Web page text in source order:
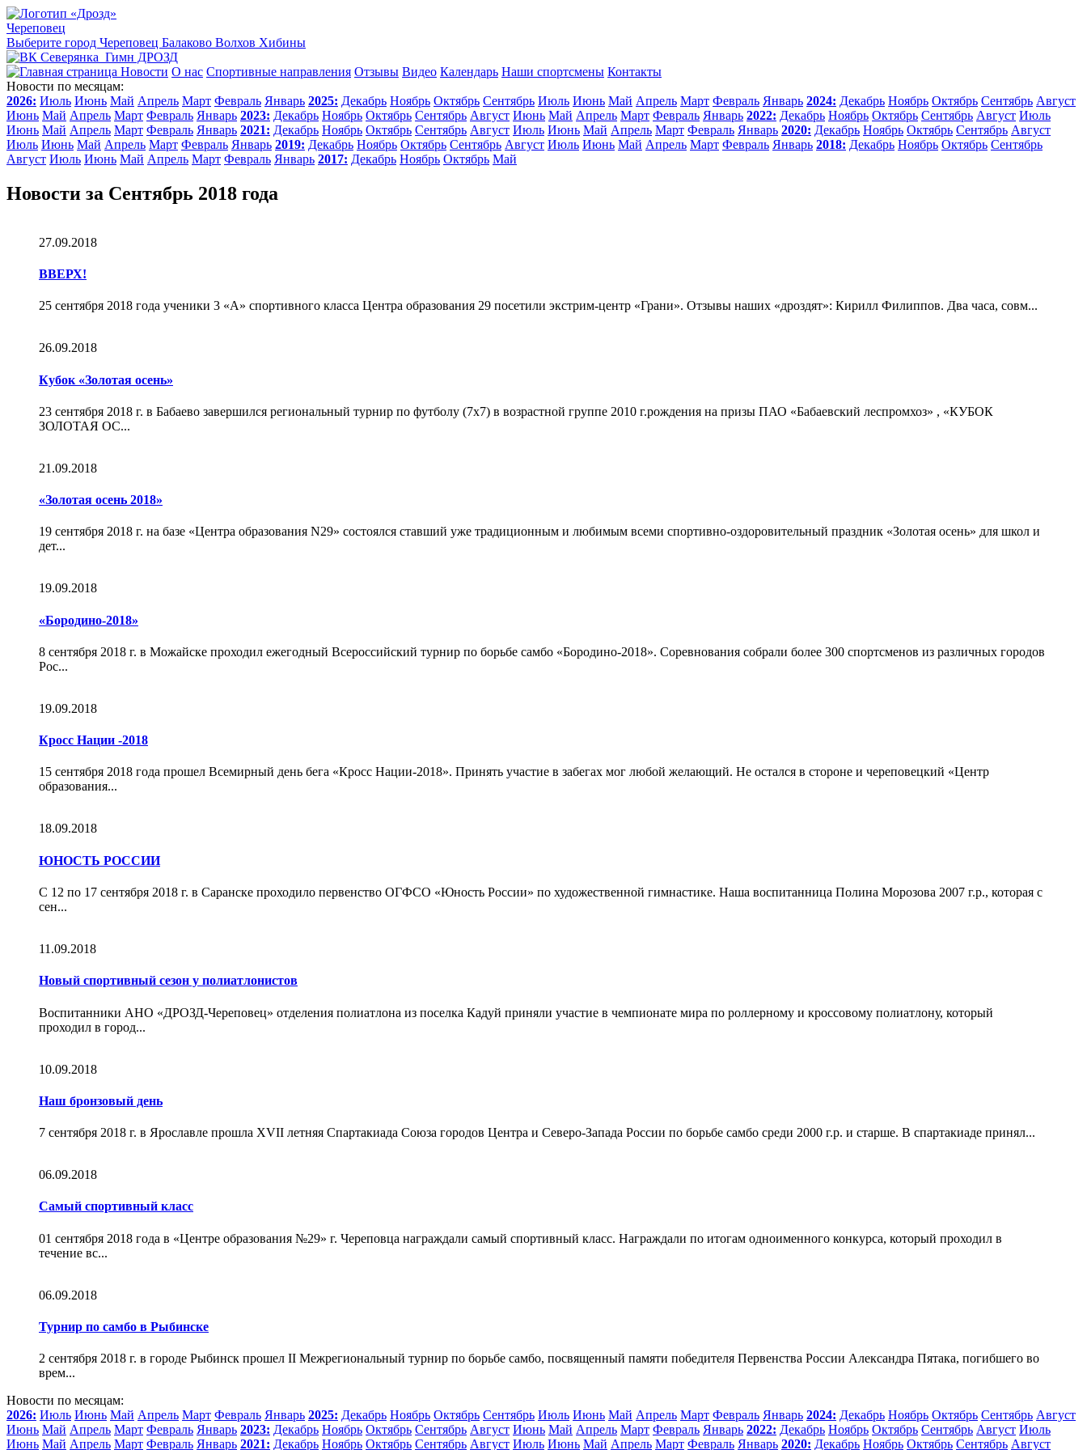
Череповец
Выберите город Череповец Балаково Волхов Хибины
Гимн ДРОЗД
Новости О нас Спортивные направления Отзывы Видео Календарь Наши спортсмены Контакты
Новости по месяцам:
2026: Июль Июнь Май Апрель Март Февраль Январь 2025: Декабрь Ноябрь Октябрь Сентябрь Июль Июнь Май Апрель Март Февраль Январь 2024: Декабрь Ноябрь Октябрь Сентябрь Август
Июнь Май Апрель Март Февраль Январь 2023: Декабрь Ноябрь Октябрь Сентябрь Август Июнь Май Апрель Март Февраль Январь 2022: Декабрь Ноябрь Октябрь Сентябрь Август Июль
Июнь Май Апрель Март Февраль Январь 2021: Декабрь Ноябрь Октябрь Сентябрь Август Июль Июнь Май Апрель Март Февраль Январь 2020: Декабрь Ноябрь Октябрь Сентябрь Август
Июль Июнь Май Апрель Март Февраль Январь 2019: Декабрь Ноябрь Октябрь Сентябрь Август Июль Июнь Май Апрель Март Февраль Январь 2018: Декабрь Ноябрь Октябрь Сентябрь
Август Июль Июнь Май Апрель Март Февраль Январь 2017: Декабрь Ноябрь Октябрь Май
Новости за Сентябрь 2018 года
27.09.2018
ВВЕРХ!
25 сентября 2018 года ученики 3 «А» спортивного класса Центра образования 29 посетили экстрим-центр «Грани». Отзывы наших «дроздят»: Кирилл Филиппов. Два часа, совм...
26.09.2018
Кубок «Золотая осень»
23 сентября 2018 г. в Бабаево завершился региональный турнир по футболу (7х7) в возрастной группе 2010 г.рождения на призы ПАО «Бабаевский леспромхоз» , «КУБОК
ЗОЛОТАЯ ОС...
21.09.2018
«Золотая осень 2018»
19 сентября 2018 г. на базе «Центра образования N29» состоялся ставший уже традиционным и любимым всеми спортивно-оздоровительный праздник «Золотая осень» для школ и
дет...
19.09.2018
«Бородино-2018»
8 сентября 2018 г. в Можайске проходил ежегодный Всероссийский турнир по борьбе самбо «Бородино-2018». Соревнования собрали более 300 спортсменов из различных городов
Рос...
19.09.2018
Кросс Нации -2018
15 сентября 2018 года прошел Всемирный день бега «Кросс Нации-2018». Принять участие в забегах мог любой желающий. Не остался в стороне и череповецкий «Центр
образования...
18.09.2018
ЮНОСТЬ РОССИИ
С 12 по 17 сентября 2018 г. в Саранске проходило первенство ОГФСО «Юность России» по художественной гимнастике. Наша воспитанница Полина Морозова 2007 г.р., которая с
сен...
11.09.2018
Новый спортивный сезон у полиатлонистов
Воспитанники АНО «ДРОЗД-Череповец» отделения полиатлона из поселка Кадуй приняли участие в чемпионате мира по роллерному и кроссовому полиатлону, который
проходил в город...
10.09.2018
Наш бронзовый день
7 сентября 2018 г. в Ярославле прошла XVII летняя Спартакиада Союза городов Центра и Северо-Запада России по борьбе самбо среди 2000 г.р. и старше. В спартакиаде принял...
06.09.2018
Самый спортивный класс
01 сентября 2018 года в «Центре образования №29» г. Череповца награждали самый спортивный класс. Награждали по итогам одноименного конкурса, который проходил в
течение вс...
06.09.2018
Турнир по самбо в Рыбинске
2 сентября 2018 г. в городе Рыбинск прошел II Межрегиональный турнир по борьбе самбо, посвященный памяти победителя Первенства России Александра Пятака, погибшего во
врем...
Новости по месяцам:
2026: Июль Июнь Май Апрель Март Февраль Январь 2025: Декабрь Ноябрь Октябрь Сентябрь Июль Июнь Май Апрель Март Февраль Январь 2024: Декабрь Ноябрь Октябрь Сентябрь Август
Июнь Май Апрель Март Февраль Январь 2023: Декабрь Ноябрь Октябрь Сентябрь Август Июнь Май Апрель Март Февраль Январь 2022: Декабрь Ноябрь Октябрь Сентябрь Август Июль
Июнь Май Апрель Март Февраль Январь 2021: Декабрь Ноябрь Октябрь Сентябрь Август Июль Июнь Май Апрель Март Февраль Январь 2020: Декабрь Ноябрь Октябрь Сентябрь Август